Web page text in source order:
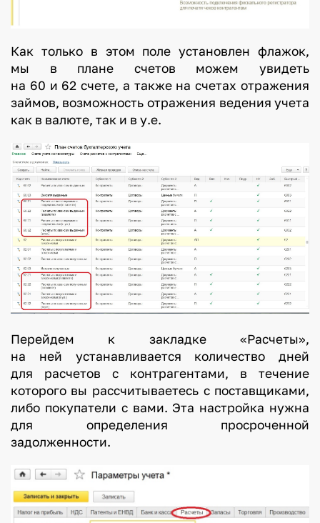
Как только в этом поле установлен флажок,
мы в плане счетов можем увидеть
на 60 и 62 счете, а также на счетах отражения
займов, возможность отражения ведения учета
как в валюте, так и в у.е.
Перейдем к закладке «Расчеты»,
на ней устанавливается количество дней
для расчетов с контрагентами, в течение
которого вы рассчитываетесь с поставщиками,
либо покупатели с вами. Эта настройка нужна
для определения просроченной
задолженности.